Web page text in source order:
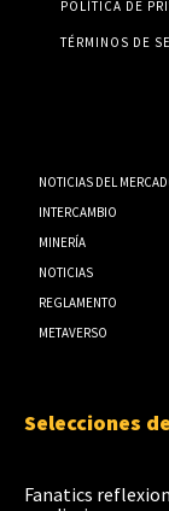
POLÍTICA DE
TÉRMINOS DE
NOTICIAS DEL
INTERCAMBIO
MINERÍA
NOTICIAS
REGLAMENTO
METAVERSO
Selecciones
Fanatics